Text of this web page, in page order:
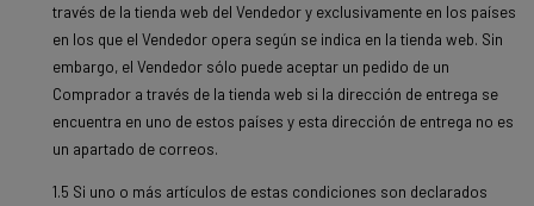
través de la tienda web del Vendedor y exclusivamente en los países
en los que el Vendedor opera según se indica en la tienda web. Sin
embargo, el Vendedor sólo puede aceptar un pedido de un
Comprador a través de la tienda web si la dirección de entrega se
encuentra en uno de estos países y esta dirección de entrega no es
un apartado de correos.
1.5 Si uno o más artículos de estas condiciones son declarados